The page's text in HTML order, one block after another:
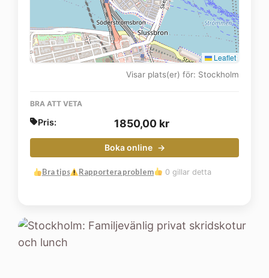
Leaflet
Visar plats(er) för: Stockholm
BRA ATT VETA
Pris: 1850,00 kr
Boka online
Bra tips Rapportera problem 0 gillar detta